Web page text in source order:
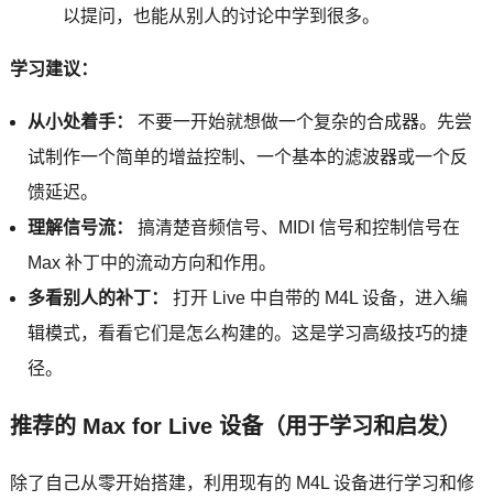
以提问，也能从别人的讨论中学到很多。
学习建议：
从小处着手：
不要一开始就想做一个复杂的合成器。先尝
试制作一个简单的增益控制、一个基本的滤波器或一个反
馈延迟。
理解信号流：
搞清楚音频信号、MIDI 信号和控制信号在
Max 补丁中的流动方向和作用。
多看别人的补丁：
打开 Live 中自带的 M4L 设备，进入编
辑模式，看看它们是怎么构建的。这是学习高级技巧的捷
径。
推荐的 Max for Live 设备（用于学习和启发）
除了自己从零开始搭建，利用现有的 M4L 设备进行学习和修